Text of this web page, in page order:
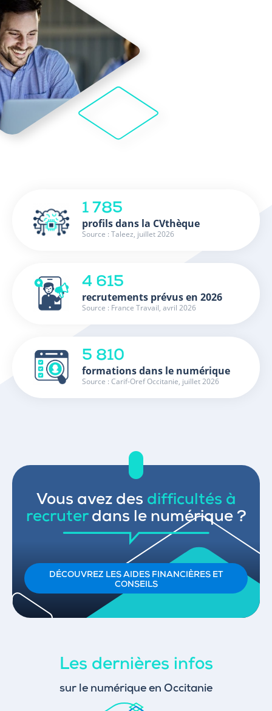
1 785
profils dans la CVthèque
Source : Taleez, juillet 2026
4 615
recrutements prévus en 2026
Source : France Travail, avril 2026
5 810
formations dans le numérique
Source : Carif-Oref Occitanie, juillet 2026
Vous avez des difficultés à
recruterdans le numérique ?
DÉCOUVREZ LES AIDES FINANCIÈRES ET
CONSEILS
Les dernières infos
sur le numérique en Occitanie